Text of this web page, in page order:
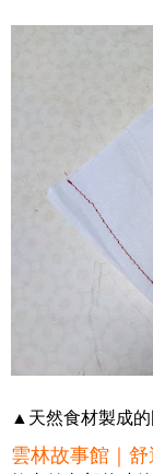
▲天然食材製成
雲林故事館｜